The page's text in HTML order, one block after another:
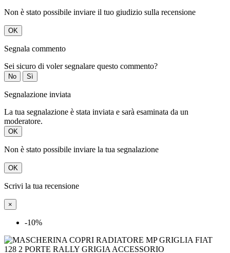
Non è stato possibile inviare il tuo giudizio sulla recensione
OK
Segnala commento
Sei sicuro di voler segnalare questo commento?
No Sì
Segnalazione inviata
La tua segnalazione è stata inviata e sarà esaminata da un
moderatore.
OK
Non è stato possibile inviare la tua segnalazione
OK
Scrivi la tua recensione
×
-10%